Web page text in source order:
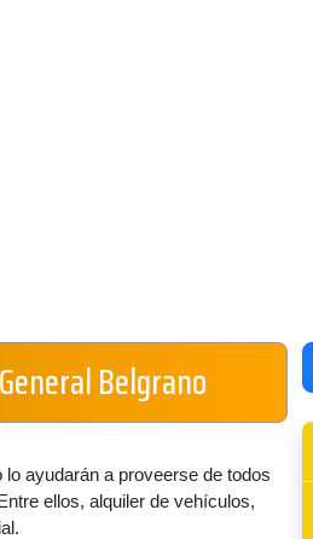
Belgrano
ayudarán a proveerse de todos
ellos, alquiler de vehículos,